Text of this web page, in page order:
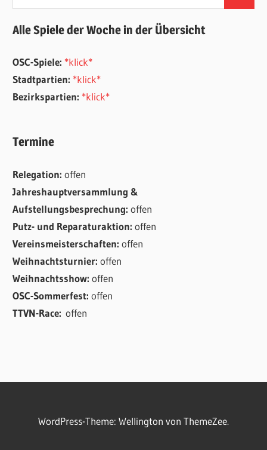
Alle Spiele der Woche in der Übersicht
OSC-Spiele: *klick*
Stadtpartien: *klick*
Bezirkspartien: *klick*
Termine
Relegation:offen
Jahreshauptversammlung &
Aufstellungsbesprechung:offen
Putz- und Reparaturaktion:offen
Vereinsmeisterschaften:offen
Weihnachtsturnier:offen
Weihnachtsshow:offen
OSC-Sommerfest:offen
TTVN-Race:offen
WordPress-Theme: Wellington von ThemeZee.